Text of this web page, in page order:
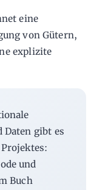
eine
von Gütern,
explizite
Daten gibt es
und
Buch